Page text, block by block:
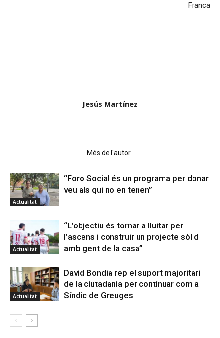
Franca
Jesús Martínez
Més de l'autor
Actualitat
“Foro Social és un programa per donar
veu als qui no en tenen”
Actualitat
“L’objectiu és tornar a lluitar per
l’ascens i construir un projecte sòlid
amb gent de la casa”
Actualitat
David Bondia rep el suport majoritari
de la ciutadania per continuar com a
Síndic de Greuges